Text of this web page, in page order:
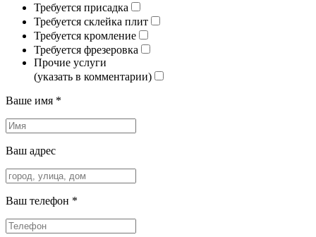
Требуется присадка
Требуется склейка плит
Требуется кромление
Требуется фрезеровка
Прочие услуги
(указать в комментарии)
Ваше имя *
Ваш адрес
Ваш телефон *